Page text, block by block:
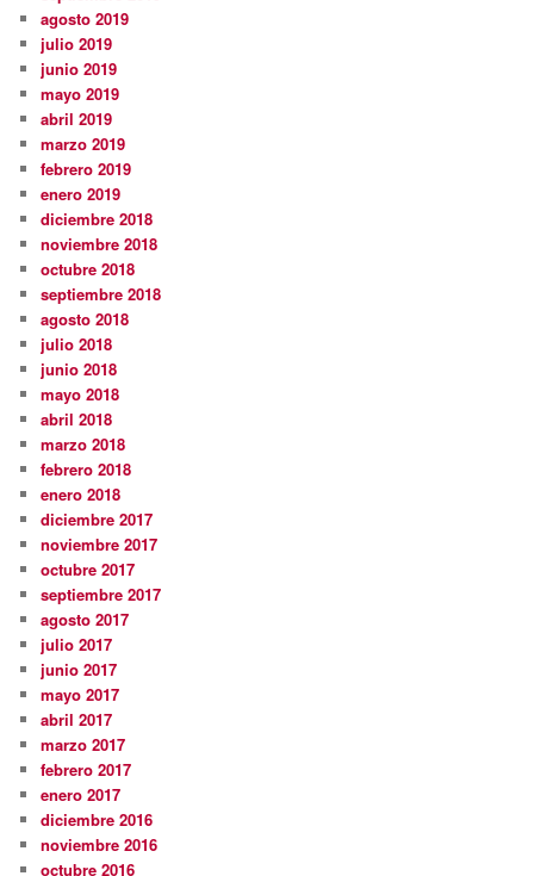
agosto 2019
julio 2019
junio 2019
mayo 2019
abril 2019
marzo 2019
febrero 2019
enero 2019
diciembre 2018
noviembre 2018
octubre 2018
septiembre 2018
agosto 2018
julio 2018
junio 2018
mayo 2018
abril 2018
marzo 2018
febrero 2018
enero 2018
diciembre 2017
noviembre 2017
octubre 2017
septiembre 2017
agosto 2017
julio 2017
junio 2017
mayo 2017
abril 2017
marzo 2017
febrero 2017
enero 2017
diciembre 2016
noviembre 2016
octubre 2016